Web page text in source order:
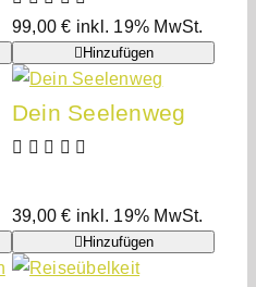
99,00€ inkl. 19% MwSt.
Hinzufügen
Dein Seelenweg
39,00€ inkl. 19% MwSt.
Hinzufügen